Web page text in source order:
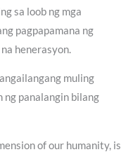
sa loob ng mga
pagpapamana ng
henerasyon.
muling
ng panalangin bilang
of our humanity, is